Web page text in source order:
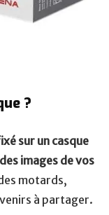
?
sur un casque
images de vos
motards,
à partager.